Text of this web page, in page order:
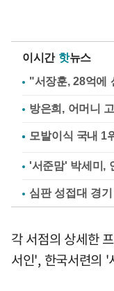
이시간 핫뉴스
"서장훈, 28억에
방은희, 어머니
'서준맘' 박세미,
심판 성접대 경
각 서점의 상세한
서인', 한국서련의 '